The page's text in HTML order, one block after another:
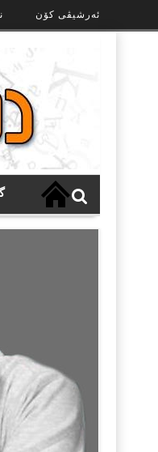
ئەرشیڤی کۆن